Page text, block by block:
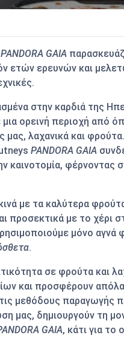
PANDORA GAIA
ετών ερευνών και
στην καρδιά της
μια ορεινή περιοχή από
μας, λαχανικά και
PANDORA GAIA
καινοτομία, φέρνοντας
με τα καλύτερα
προσεκτικά με το χέρι
μόνο αγνά
.
σε φρούτα και
και προσφέρουν
μεθόδους παραγωγής
μας, δημιουργούν τη
GAIA, κάτι για το